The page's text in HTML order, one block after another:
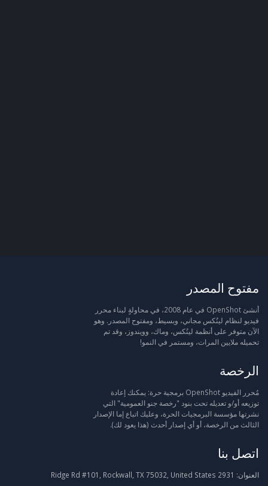
مفتوح المصدر
أنشئ OpenShot في عام 2008، في محاولةٍ لبناء محرر
فيديو لنظام لينُكس مجاني، وبسيط، ومفتوح المصدر. وهو
الآن متوفر على أنظمة لينُكس، وماك، وويندوز، وقد تم
تحميله ملايين المرات، ومستمر في النمو!
الرخصة
مُحرر الفيديو OpenShot برمجية حرة: يمكنك إعادة
توزيعه أو/و تعديله تحت بنود "رخصة جنو العمومية" التي
نشرتها مؤسسة البرمجيات الحرة، وعليك اتباع إما الإصدار
الثالث من الرخصة، أو أي إصدار أحدث (هذا يعود لك).
اتصل بنا
العنوان: